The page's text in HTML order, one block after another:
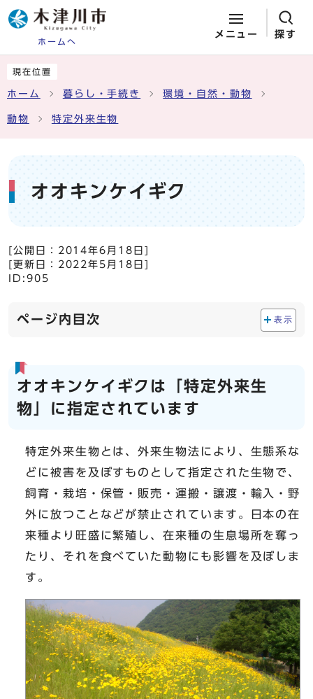
ホームへ
メニュー 探す
現在位置
ホーム 暮らし・手続き 環境・自然・動物
動物 特定外来生物
オオキンケイギク
[公開日： 2014年6月18日
[更新日： 2022年5月18日
ID:905
ページ内目次 表示
オオキンケイギクは「特定外来生
物」に指定されています
特定外来生物とは、外来生物法により、生態系な
どに被害を及ぼすものとして指定された生物で、
飼育・栽培・保管・販売・運搬・譲渡・輸入・野
外に放つことなどが禁止されています。日本の在
来種より旺盛に繁殖し、在来種の生息場所を奪っ
たり、それを食べていた動物にも影響を及ぼしま
す。